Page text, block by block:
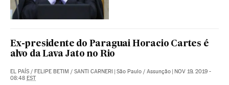
Ex-presidente do Paraguai Horacio Cartes é
alvo da Lava Jato no Rio
EL PAÍS / FELIPE BETIM / SANTI CARNERI | São Paulo / Assunção | NOV 19, 2019 -
08:48 EST